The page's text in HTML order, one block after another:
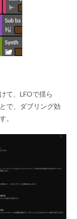
て、LFOで揺ら
で、ダブリング効
。